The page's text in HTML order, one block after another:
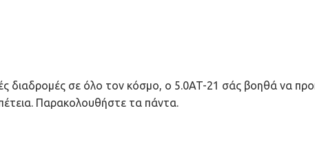
διαδρομές σε όλο τον κόσμο, ο 5.0AT-21 σάς βοηθά να
Παρακολουθήστε τα πάντα.